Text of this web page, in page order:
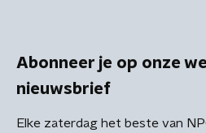
Abonneer je op onze
nieuwsbrief
Elke zaterdag het beste van